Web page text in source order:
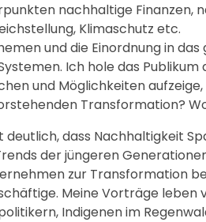
nachhaltige Finanzen,
Klimaschutz etc.
und die Einordnung in
Ich hole das
und Möglichkeiten
Transformation?
dass Nachhaltigkeit
der jüngeren
zur Transformation
Meine Vorträge leben
Indigenen im